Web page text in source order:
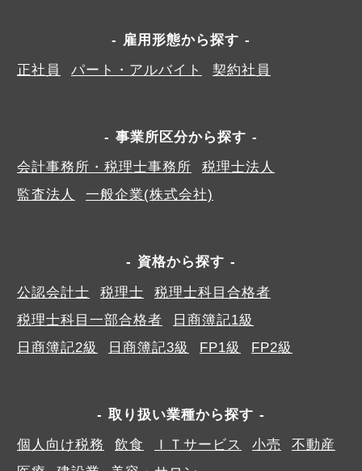
雇用形態から探す
正社員
パート・アルバイト 契約社員
事業所区分から探す
会計事務所・税理士事務所
税理士法人
監査法人
一般企業(株式会社)
資格から探す
公認会計士
税理士
税理士科目合格者
税理士科目一部合格者
日商簿記1級
日商簿記2級
日商簿記3級 FP1級 FP2級
取り扱い業種から探す
個人向け税務
飲食 ＩＴサービス 小売
不動産